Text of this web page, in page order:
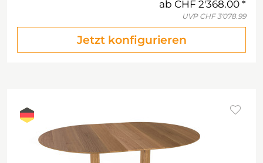
ab CHF 2'368.00
UVP CHF 3'078.99
Jetzt konfigurieren